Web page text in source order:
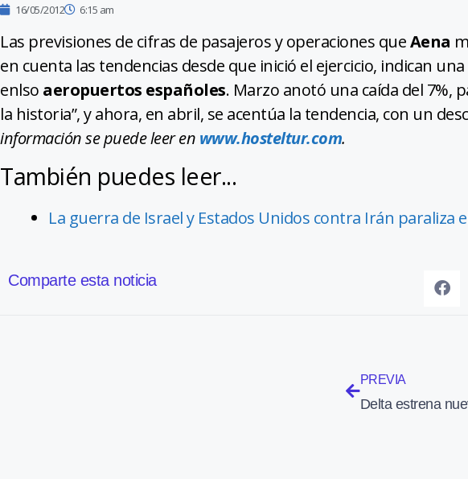
16/05/2012 6:15 am
Las previsiones de cifras de pasajeros y operaciones queAena
en cuenta las tendencias desde que inició el ejercicio, indican
enlso aeropuertos españoles. Marzo anotó una caída del 7%,
la historia”, y ahora, en abril, se acentúa la tendencia, con un
información se puede leer en www.hosteltur.com.
También puedes leer...
La guerra de Israel y Estados Unidos contra Irán paraliza
Comparte esta noticia
PREVIA